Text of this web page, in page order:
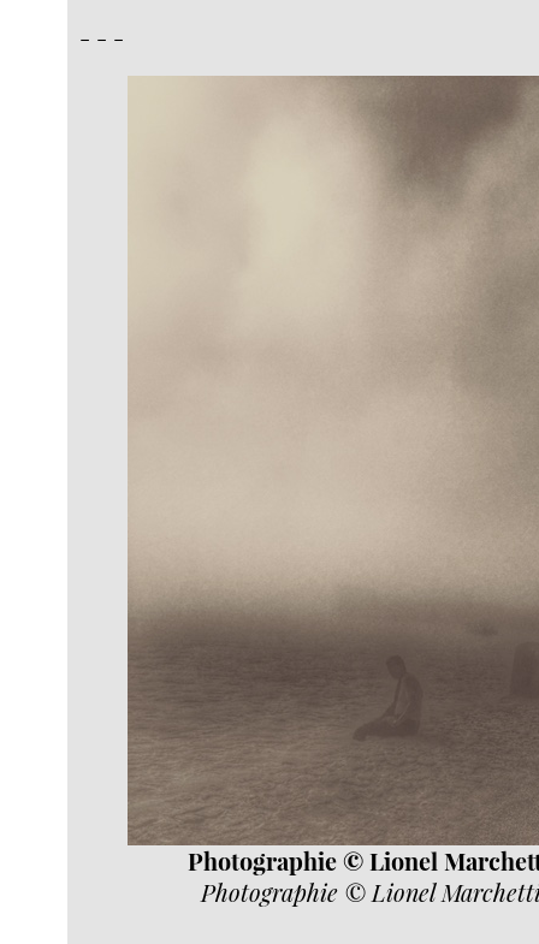
- - -
Photographie © Lionel
Photographie © Lionel